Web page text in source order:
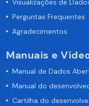
Visualizações de
Perguntas Frequentes
Agradecimentos
Manuais e
Manual de Dados
Manual do
Cartilha do